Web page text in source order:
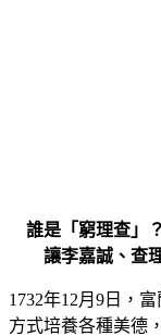
誰是「窮理查」？
讓李嘉誠、查理
1732年12月9日，
方式培養各種美德